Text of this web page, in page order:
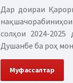
Дар доираи
солҳои 2024-
Душанбе ба роҳ
Муфассалтар